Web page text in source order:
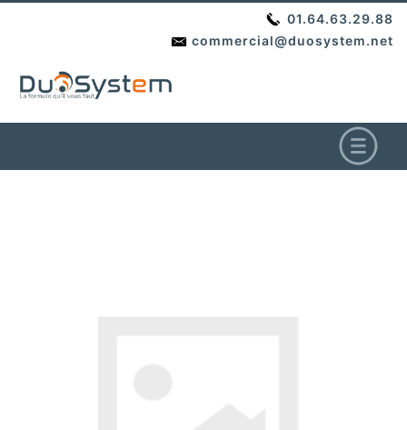
01.64.63.29.88
commercial@duosystem.net